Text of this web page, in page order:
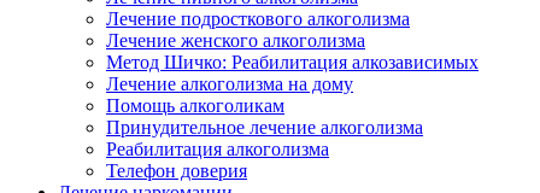
Лечение подросткового алкоголизма
Лечение женского алкоголизма
Метод Шичко: Реабилитация алкозависимых
Лечение алкоголизма на дому
Помощь алкоголикам
Принудительное лечение алкоголизма
Реабилитация алкоголизма
Телефон доверия